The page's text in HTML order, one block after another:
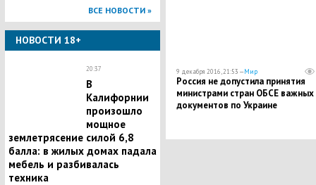
ВСЕ НОВОСТИ »
НОВОСТИ 18+
20:37
В
Калифорнии
произошло
мощное
землетрясение силой 6,8
балла: в жилых домах падала
мебель и разбивалась
техника
9 декабря 2016, 21:53 —Мир
Россия не допустила принятия
министрами стран ОБСЕ важных
документов по Украине